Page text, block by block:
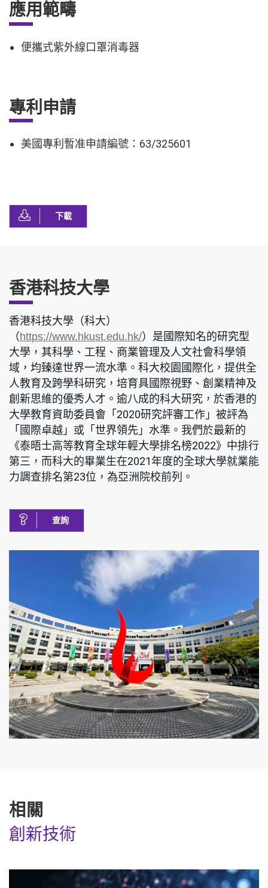
應用範疇
便攜式紫外線口罩消毒器
專利申請
美國專利暫准申請編號：63/325601
下載
香港科技大學
香港科技大學（科大）
（https://www.hkust.edu.hk/）是國際知名的研究型
大學，其科學、工程、商業管理及人文社會科學領
域，均臻達世界一流水準。科大校園國際化，提供全
人教育及跨學科研究，培育具國際視野、創業精神及
創新思維的優秀人才。逾八成的科大研究，於香港的
大學教育資助委員會「2020研究評審工作」被評為
「國際卓越」或「世界領先」水準。我們於最新的
《泰晤士高等教育全球年輕大學排名榜2022》中排行
第三，而科大的畢業生在2021年度的全球大學就業能
力調查排名第23位，為亞洲院校前列。
查詢
相關
創新技術